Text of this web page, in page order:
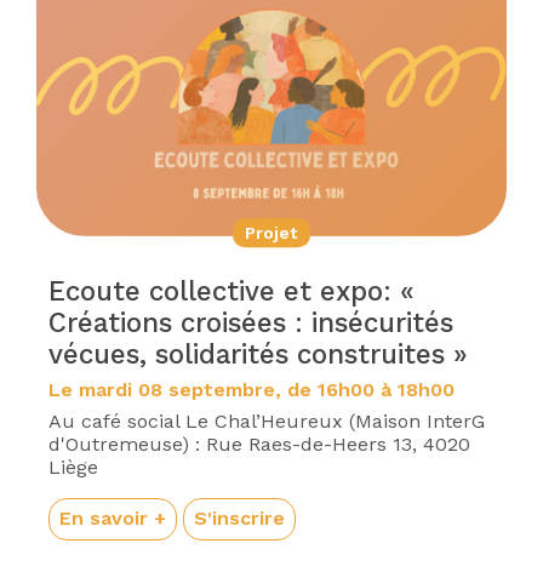
Projet
Ecoute collective et expo: «
Créations croisées : insécurités
vécues, solidarités construites »
Le mardi 08 septembre, de 16h00 à 18h00
Au café social Le Chal’Heureux (Maison InterG
d'Outremeuse) : Rue Raes-de-Heers 13, 4020
Liège
En savoir + S'inscrire